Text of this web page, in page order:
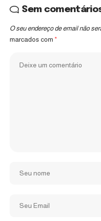
Sem
O seu endereço de email não
marcados com *